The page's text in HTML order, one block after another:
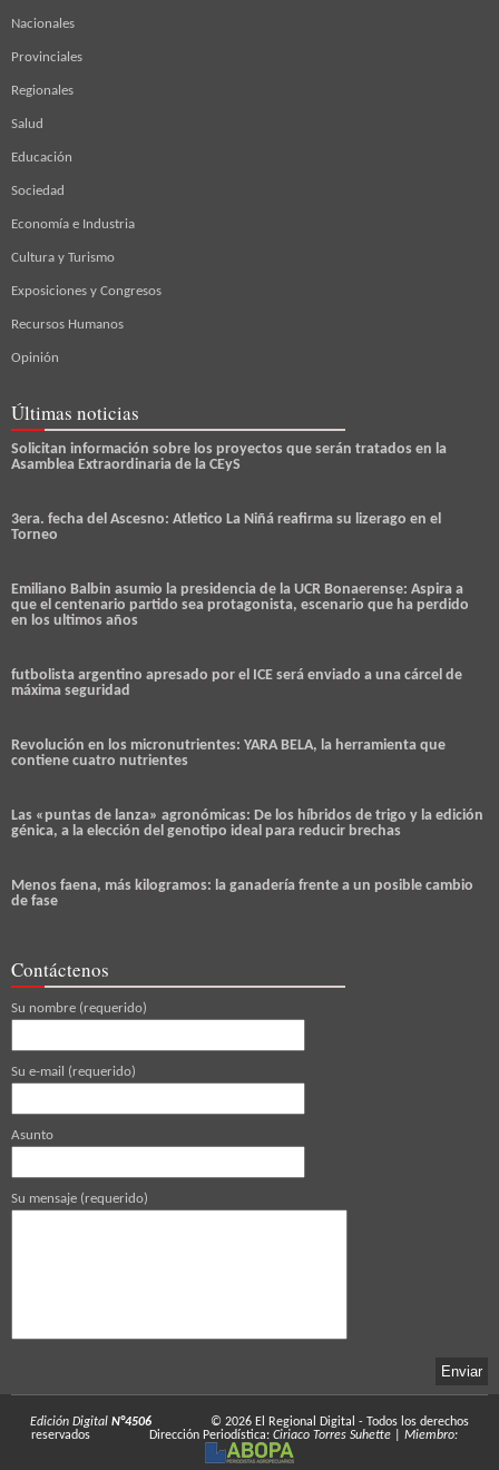
Nacionales
Provinciales
Regionales
Salud
Educación
Sociedad
Economía e Industria
Cultura y Turismo
Exposiciones y Congresos
Recursos Humanos
Opinión
Últimas noticias
Solicitan información sobre los proyectos que serán tratados en la
Asamblea Extraordinaria de la CEyS
3era. fecha del Ascesno: Atletico La Niñá reafirma su lizerago en el
Torneo
Emiliano Balbin asumio la presidencia de la UCR Bonaerense: Aspira a
que el centenario partido sea protagonista, escenario que ha perdido
en los ultimos años
futbolista argentino apresado por el ICE será enviado a una cárcel de
máxima seguridad
Revolución en los micronutrientes: YARA BELA, la herramienta que
contiene cuatro nutrientes
Las «puntas de lanza» agronómicas: De los híbridos de trigo y la edición
génica, a la elección del genotipo ideal para reducir brechas
Menos faena, más kilogramos: la ganadería frente a un posible cambio
de fase
Contáctenos
Su nombre (requerido)
Su e-mail (requerido)
Asunto
Su mensaje (requerido)
Edición Digital N°4506 © 2026 El Regional Digital - Todos los derechos
reservados
Dirección Periodística: Ciriaco Torres Suhette Miembro: